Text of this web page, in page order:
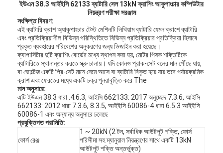
ইউএন 38.3 আইইসি 62133 ব্যাটারি সেল 13kN ক্রাশিং আকুপাংচার কম্পিউটার
নিয়ন্ত্রণ পরীক্ষা সরঞ্জাম
সংক্ষিপ্ত বিবরণ:
এই ব্যাটারি ক্রাশ অ্যাকুপাংচার টেস্ট মেশিনটি লিথিয়াম ব্যাটারি যেমন ক্রাশে ব্যাটারি
এবং প্রতিক্রিয়াশীল বিভিন্ন পরিস্থিতিতে বিভিন্ন প্রতিক্রিয়ার প্রতিক্রিয়া হিসাবে
প্রকৃত ব্যবহারের পরিবেশের অনুকরণের জন্য ডিজাইন করা হয়েছে।
ক্যাপাসিটার দুটি ক্রাশিং বোর্ডের মধ্যে স্থাপন করা হয়, মোটর পিষক শক্তিটিকে
ব্যাটারিতে স্থানান্তর করতে স্ক্রু চালায়। যদি কোনও প্রাক-সেট বলের মান পৌঁছে যায়,
বা ভোল্টেজ একটি প্রি-সেট মানে নেমে আসে বা ব্যাটারি বিকৃত হয়ে যায় তবে পর্যায়ক্রমিক
ক্রাশ এবং ফেরতের মধ্যে একটি চক্র পুনরাবৃত্তি করে The
মান অনুসারে:
এটি ইউএন 38.3 ধারা .4.6.3, আইসি 662133: 2017 অনুচ্ছেদ 7.3.6, আইসি
662133: 2012 ধারা 7.3.6, 8.3.5, আইইসি 60086-4 ধারা 6.5.3 আইইসি
60086-1 এবং অন্যান্য অনুসারে চলেছে
প্রযুক্তিগত পরামিতি:
ফোর্স রেঞ্জ
1 ~ 20kN (2 টন, সর্বাধিক আউটপুট শক্তি, ফোর্স
পরিসীমা সহ ম্যানুয়াল নিয়ন্ত্রণের সাথে একটি 13kN
আউটপুট শক্তি অন্তর্ভুক্ত)